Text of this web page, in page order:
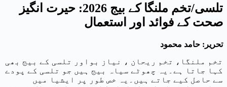
تلسی/تخم ملنگا کے بیج 2026: حیرت انگیز
صحت کے فوائد اور استعمال
تحریر: حامد محمود
تخم ملنگا، تخم ریحان ، نیاز بواور تلسی کے بیج بھی
کہا جاتا ہے۔یہ چھوٹے سیاہ بیج ہیں جو تلسی کے پودے
سے حاصل کیے جاتے ہیں۔یہ خص طور پر ایشیا میں